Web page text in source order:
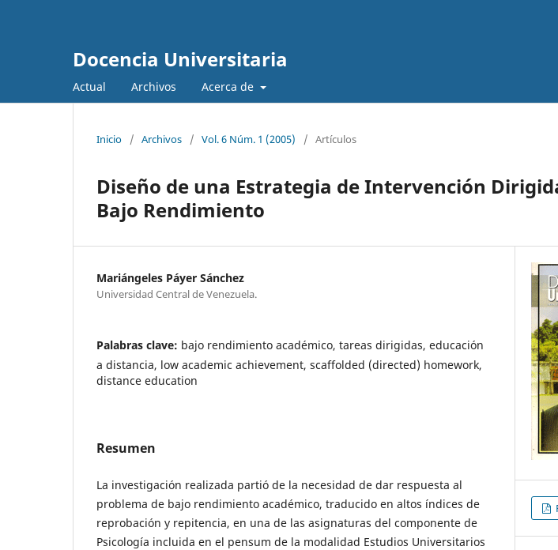
Docencia Universitaria
Actual Archivos Acerca de
Inicio / Archivos / Vol. 6 Núm. 1 (2005) / Artículos
Diseño de una Estrategia de Intervención
Bajo Rendimiento
Mariángeles Páyer Sánchez
Universidad Central de Venezuela.
Palabras clave: bajo rendimiento académico, tareas dirigidas, educación
a distancia, low academic achievement, scaffolded (directed) homework,
distance education
Resumen
La investigación realizada partió de la necesidad de dar respuesta al
problema de bajo rendimiento académico, traducido en altos índices de
reprobación y repitencia, en una de las asignaturas del componente de
Psicología incluida en el pensum de la modalidad Estudios Universitarios